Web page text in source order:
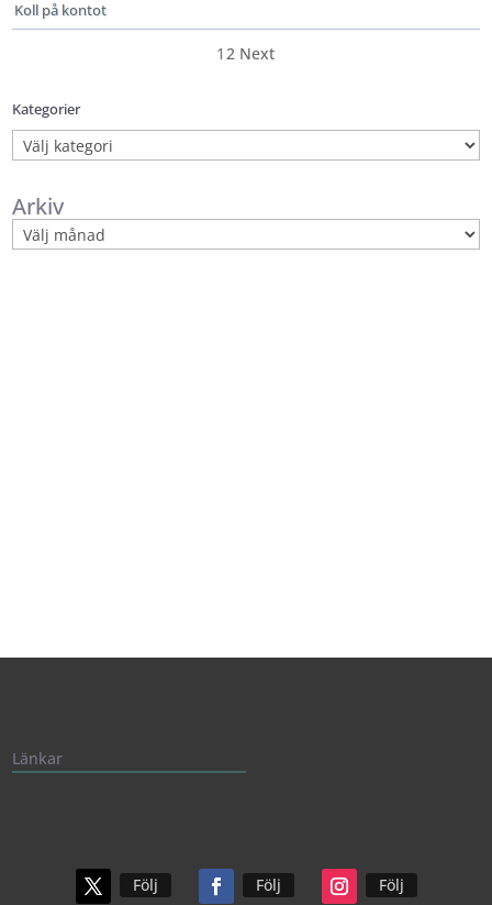
Koll på kontot
1 2 Next
Kategorier
Kategorier
Arkiv
Länkar
Följ Följ Följ